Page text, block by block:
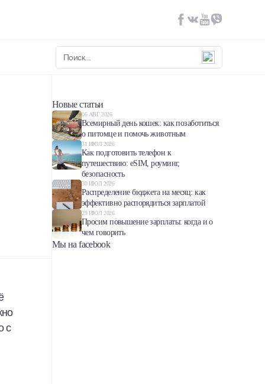
с
Новые статьи
06 АВГ 2026
Всемирный день кошек: как позаботиться
о питомце и помочь животным
31 ИЮЛ 2026
Как подготовить телефон к
путешествию: eSIM, роуминг,
безопасность
30 ИЮЛ 2026
Распределение бюджета на месяц: как
эффективно распорядиться зарплатой
29 ИЮЛ 2026
Просим повышение зарплаты: когда и о
чем говорить
Мы на facebook